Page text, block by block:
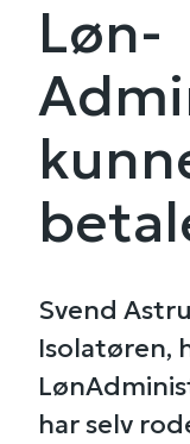
Løn-
Svend
Isolatøren,
har selv